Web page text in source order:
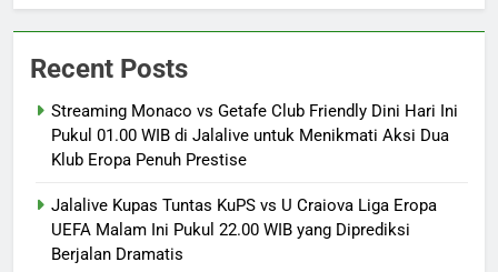
Recent Posts
Streaming Monaco vs Getafe Club Friendly Dini Hari Ini
Pukul 01.00 WIB di Jalalive untuk Menikmati Aksi Dua
Klub Eropa Penuh Prestise
Jalalive Kupas Tuntas KuPS vs U Craiova Liga Eropa
UEFA Malam Ini Pukul 22.00 WIB yang Diprediksi
Berjalan Dramatis